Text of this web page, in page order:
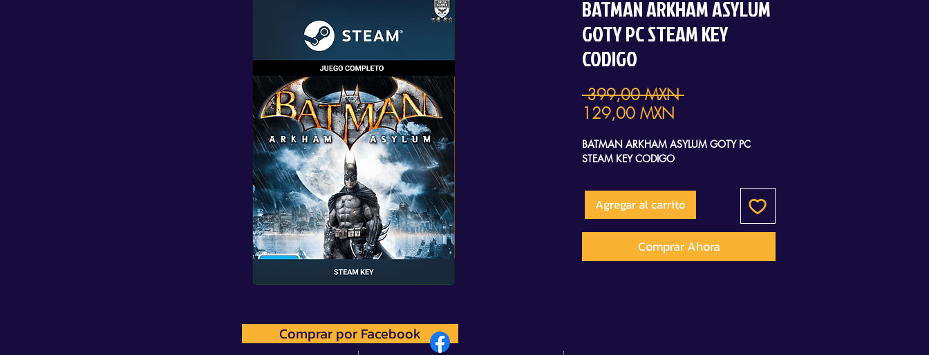
Comprar por Facebook
BATMAN ARKHAM ASYLUM
GOTY PC STEAM KEY
CODIGO
399,00 MXN Precio
129,00 MXN
oferta
BATMAN ARKHAM ASYLUM GOTY PC
STEAM KEY CODIGO
Agregar al carrito
Comprar Ahora
Comprar por Facebook